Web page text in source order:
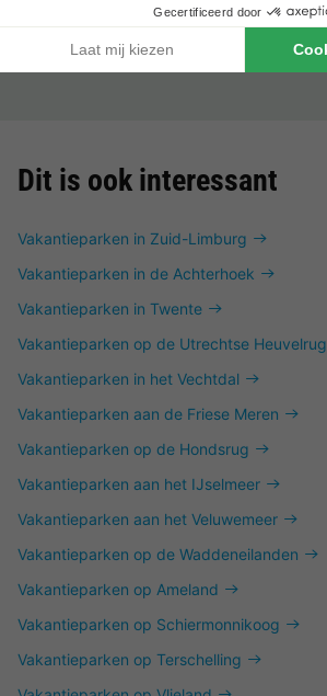
Dit is ook interessant
Vakantieparken in Zuid-Limburg
Vakantieparken in de Achterhoek
Vakantieparken in Twente
Vakantieparken op de Utrechtse Heuvelrug
Vakantieparken in het Vechtdal
Vakantieparken aan de Friese Meren
Vakantieparken op de Hondsrug
Vakantieparken aan het IJselmeer
Vakantieparken aan het Veluwemeer
Vakantieparken op de Waddeneilanden
Vakantieparken op Ameland
Vakantieparken op Schiermonnikoog
Vakantieparken op Terschelling